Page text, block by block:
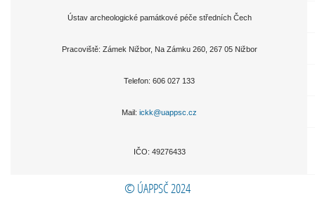
Ústav archeologické památkové péče středních Čech
Pracoviště: Zámek Nižbor, Na Zámku 260, 267 05 Nižbor
Telefon: 606 027 133
Mail: ickk@uappsc.cz
IČO: 49276433
© ÚAPPSČ 2024